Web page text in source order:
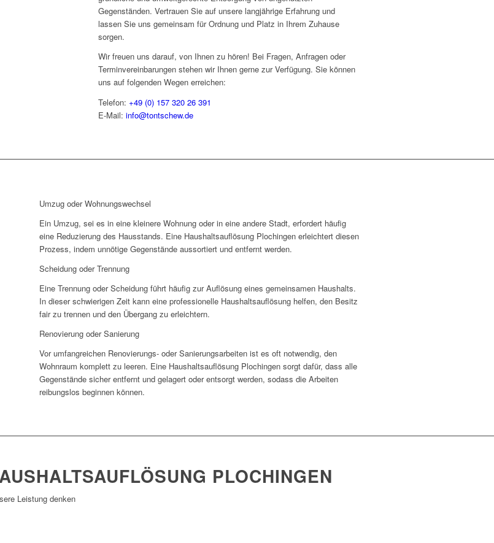
Gegenständen. Vertrauen Sie auf unsere langjährige Erfahrung und
lassen Sie uns gemeinsam für Ordnung und Platz in Ihrem Zuhause
sorgen.
Wir freuen uns darauf, von Ihnen zu hören! Bei Fragen, Anfragen oder
Terminvereinbarungen stehen wir Ihnen gerne zur Verfügung. Sie können
uns auf folgenden Wegen erreichen:
Telefon:+49 (0) 157 320 26 391
E-Mail: info@tontschew.de
Umzug oder Wohnungswechsel
Ein Umzug, sei es in eine kleinere Wohnung oder in eine andere Stadt, erfordert häufig
eine Reduzierung des Hausstands. Eine Haushaltsauflösung Plochingen erleichtert diesen
Prozess, indem unnötige Gegenstände aussortiert und entfernt werden.
Scheidung oder Trennung
Eine Trennung oder Scheidung führt häufig zur Auflösung eines gemeinsamen Haushalts.
In dieser schwierigen Zeit kann eine professionelle Haushaltsauflösung helfen, den Besitz
fair zu trennen und den Übergang zu erleichtern.
Renovierung oder Sanierung
Vor umfangreichen Renovierungs- oder Sanierungsarbeiten ist es oft notwendig, den
Wohnraum komplett zu leeren. Eine Haushaltsauflösung Plochingen sorgt dafür, dass alle
Gegenstände sicher entfernt und gelagert oder entsorgt werden, sodass die Arbeiten
reibungslos beginnen können.
PLOCHINGEN
Leistung denken